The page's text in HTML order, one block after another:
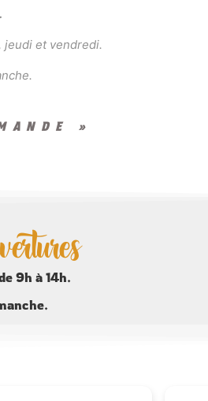
jeudi et vendredi.
»
9h à 14h.